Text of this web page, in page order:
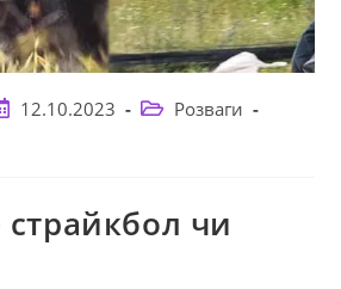
12.10.2023
Категорія
Розваги
чи